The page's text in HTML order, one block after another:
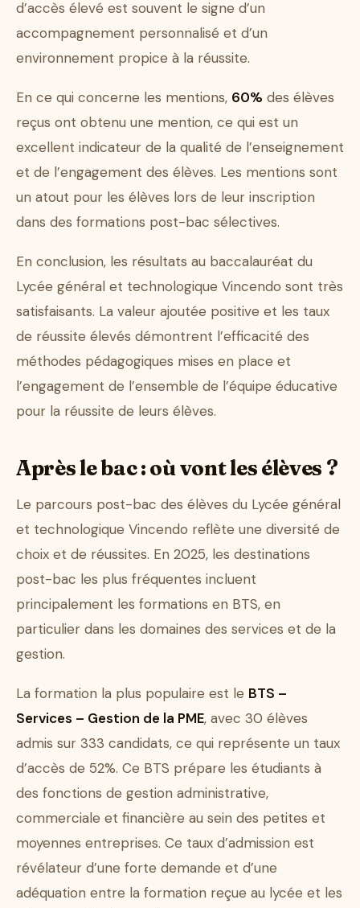
d’accès élevé est souvent le signe d’un
accompagnement personnalisé et d’un
environnement propice à la réussite.
En ce qui concerne les mentions, 60% des élèves
reçus ont obtenu une mention, ce qui est un
excellent indicateur de la qualité de l’enseignement
et de l’engagement des élèves. Les mentions sont
un atout pour les élèves lors de leur inscription
dans des formations post-bac sélectives.
En conclusion, les résultats au baccalauréat du
Lycée général et technologique Vincendo sont très
satisfaisants. La valeur ajoutée positive et les taux
de réussite élevés démontrent l’efficacité des
méthodes pédagogiques mises en place et
l’engagement de l’ensemble de l’équipe éducative
pour la réussite de leurs élèves.
Après le bac : où vont les élèves ?
Le parcours post-bac des élèves du Lycée général
et technologique Vincendo reflète une diversité de
choix et de réussites. En 2025, les destinations
post-bac les plus fréquentes incluent
principalement les formations en BTS, en
particulier dans les domaines des services et de la
gestion.
La formation la plus populaire est le BTS –
Services – Gestion de la PME, avec 30 élèves
admis sur 333 candidats, ce qui représente un taux
d’accès de 52%. Ce BTS prépare les étudiants à
des fonctions de gestion administrative,
commerciale et financière au sein des petites et
moyennes entreprises. Ce taux d’admission est
révélateur d’une forte demande et d’une
adéquation entre la formation reçue au lycée et les